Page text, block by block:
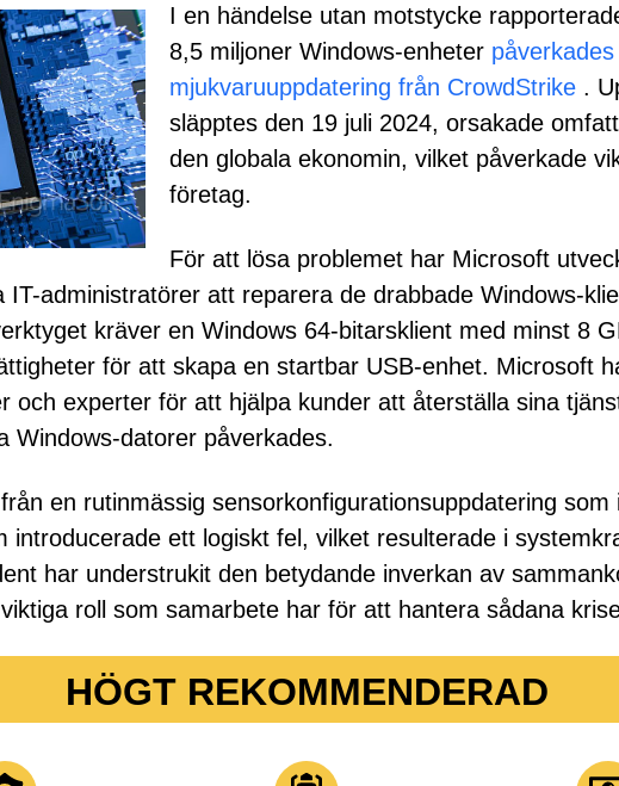
I en händelse utan motstycke
8,5 miljoner Windows-enheter
mjukvaruuppdatering från CrowdStrike .
släpptes den 19 juli 2024, orsakade
den globala ekonomin, vilket påverkade
företag.
För att lösa problemet har Microsoft
IT-administratörer att reparera de drabbade Windows-
kräver en Windows 64-bitarsklient med minst 8
för att skapa en startbar USB-enhet. Microsoft
och experter för att hjälpa kunder att återställa sina
Windows-datorer påverkades.
en rutinmässig sensorkonfigurationsuppdatering som
introducerade ett logiskt fel, vilket resulterade i
har understrukit den betydande inverkan av
roll som samarbete har för att hantera sådana
HÖGT REKOMMENDERAD